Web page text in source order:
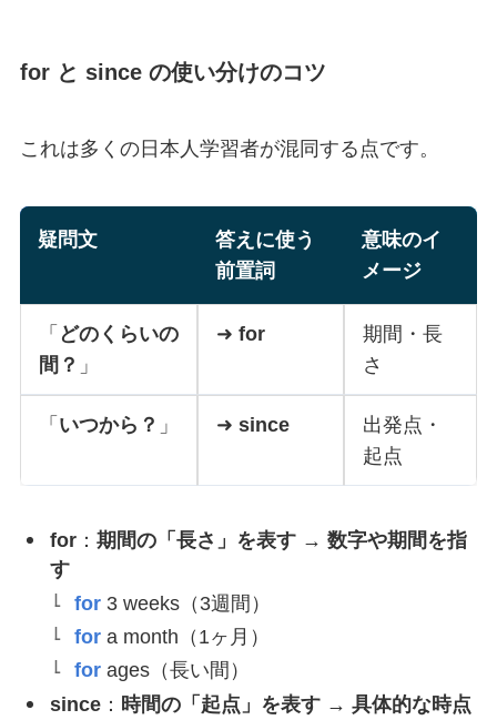
for と since の使い分けのコツ
これは多くの日本人学習者が混同する点です。
疑問文
答えに使う
前置詞
意味のイ
メージ
「 どのくらいの
間？ 」
➜ for
期間・長
さ
「 いつから？ 」 ➜ since
出発点・
起点
for： 期間の「長さ」を表す → 数字や期間を指
す
for 3 weeks（3週間）
for a month（1ヶ月）
forages（長い間）
since： 時間の「起点」を表す → 具体的な時点